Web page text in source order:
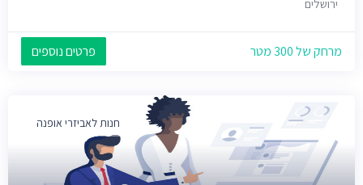
ירושלים
מרחק של 300 מטר פרטים נוספים
חנות לאביזרי אופנה